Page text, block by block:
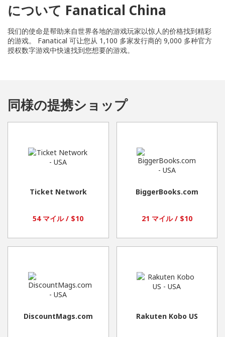
について Fanatical China
我们的使命是帮助来自世界各地的游戏玩家以惊人的价格找到精彩
的游戏。 Fanatical 可让您从 1,100 多家发行商的 9,000 多种官方
授权数字游戏中快速找到您想要的游戏。
同様の提携ショップ
Ticket Network
54 マイル / $10
BiggerBooks.com
21 マイル / $10
DiscountMags.com Rakuten Kobo US